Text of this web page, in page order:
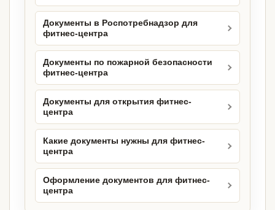
Документы в Роспотребнадзор для
фитнес-центра
Документы по пожарной безопасности
фитнес-центра
Документы для открытия фитнес-
центра
Какие документы нужны для фитнес-
центра
Оформление документов для фитнес-
центра